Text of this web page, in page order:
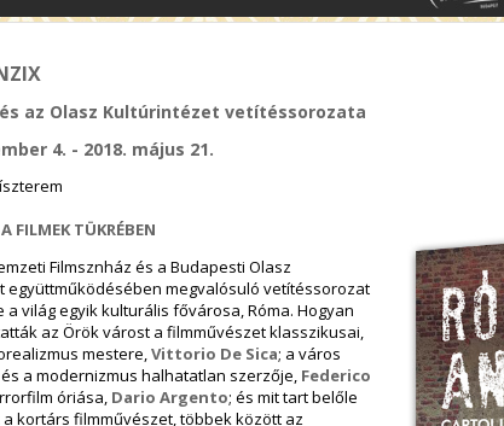
az Olasz Kultúrintézet vetítéssorozata
4. - 2018. május 21.
FILMEK TÜKRÉBEN
Filmsznház és a Budapesti Olasz
együttműködésében megvalósuló vetítéssorozat
világ egyik kulturális fővárosa, Róma. Hogyan
az Örök várost a filmművészet klasszikusai,
mestere, Vittorio De Sica; a város
a modernizmus halhatatlan szerzője, Federico
óriása, Dario Argento; és mit tart belőle
kortárs filmművészet, többek között az